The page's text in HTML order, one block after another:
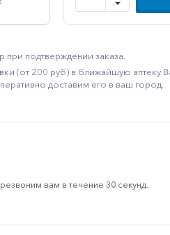
подтверждении заказа.
(от 200 руб) в ближайшую
доставим его в ваш город.
вам в течение 30 секунд.